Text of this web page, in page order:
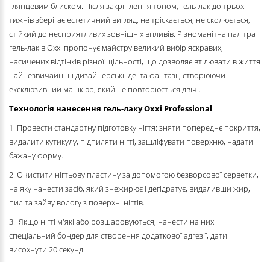
глянцевим блиском. Після закріплення топом, гель-лак до трьох
тижнів зберігає естетичний вигляд, не тріскається, не сколюється,
стійкий до несприятливих зовнішніх впливів. Різноманітна палітра
гель-лаків Oxxi пропонує майстру великий вибір яскравих,
насичених відтінків різної щільності, що дозволяє втілювати в життя
найнезвичайніші дизайнерські ідеї та фантазії, створюючи
ексклюзивний манікюр, який не повторюється двічі.
Технологія нанесення гель-лаку Oxxi Professional
1. Провести стандартну підготовку нігтя: зняти попереднє покриття,
видалити кутикулу, підпиляти нігті, зашліфувати поверхню, надати
бажану форму.
2. Очистити нігтьову пластину за допомогою безворсової серветки,
на яку нанести засіб, який знежирює і дегідратує, видаливши жир,
пил та зайву вологу з поверхні нігтів.
3. Якщо нігті м'які або розшаровуються, нанести на них
спеціальний бондер для створення додаткової адгезії, дати
висохнути 20 секунд.